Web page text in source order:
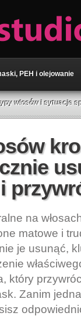
PEH i olejowanie
włosów i sytuacje
na
matowe i
je usunąć,
który
Zanim